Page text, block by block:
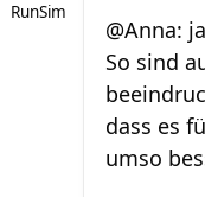
RunSim
@Anna:
So sind
dass es
umso